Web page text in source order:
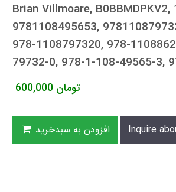
Brian Villmoare,
9781108495653,
978-1108797320, 978-
79732-0, 978-1-108-49565-3,
600,000 تومان
افزودن به سبدخرید Inquire